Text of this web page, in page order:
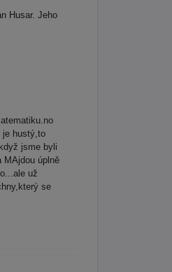
Husar. Jeho
je hustý,to
jsme byli
MAjdou úplně
už
se